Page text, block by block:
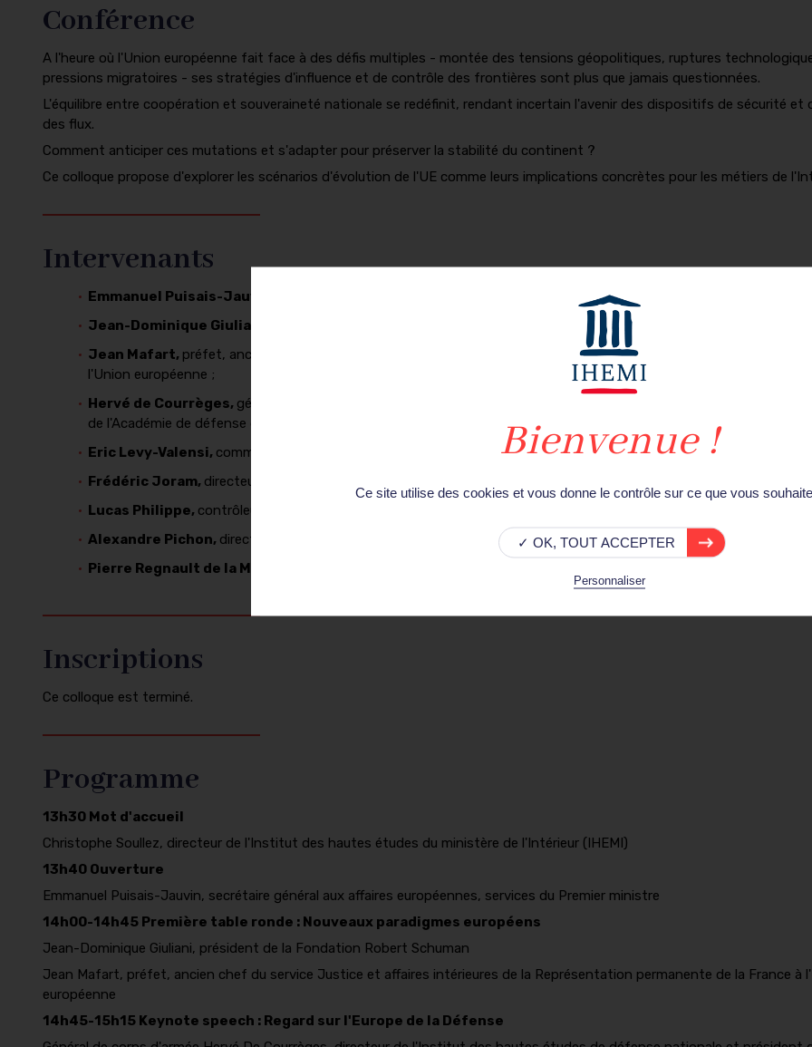
Conférence
A l'heure où l'Union européenne fait face à des défis multiples - montée des tensions géopolitiques, ruptures
pressions migratoires - ses stratégies d'influence et de contrôle des frontières sont plus que jamais questionnées.
L'équilibre entre coopération et souveraineté nationale se redéfinit, rendant incertain l'avenir des dispositifs de sécurité et
des flux.
Comment anticiper ces mutations et s'adapter pour préserver la stabilité du continent ?
Ce colloque propose d'explorer les scénarios d'évolution de l'UE comme leurs implications concrètes pour les métiers de
Intervenants
Emmanuel Puisais-Jauvin,
secrétaire général aux affaires européennes, services du Premier ministre ;
Jean-Dominique Giuliani,
Jean Mafart, préfet, ancien chef du service Justice et affaires intérieures de la Représentation permanente de la
l'Union européenne ;
Hervé de Courrèges, général de corps d'armée, directeur de l'Institut des hautes études de défense nationale et
de l'Académie de défense de l'Ecole militaire ;
Eric Levy-Valensi, commissaire divisionnaire, commandement du ministère de l'Intérieur dans le cyberespace ;
Frédéric Joram, directeur de l'Immigration à la direction générale des étrangers en France ;
Lucas Philippe, contrôleur général, conseiller international au cabinet du directeur général de la Police nationale ;
Alexandre Pichon, directeur prévention et sécurité au Conseil de l'Union européenne ,
Pierre Regnault de la Mothe,
Inscriptions
Ce colloque est terminé.
Programme
13h30 Mot d'accueil
Christophe Soullez, directeur de l'Institut des hautes études du ministère de l'Intérieur (IHEMI)
13h40 Ouverture
Emmanuel Puisais-Jauvin, secrétaire général aux affaires européennes, services du Premier ministre
14h00-14h45 Première table ronde : Nouveaux paradigmes européens
Jean-Dominique Giuliani, président de la Fondation Robert Schuman
Jean Mafart, préfet, ancien chef du service Justice et affaires intérieures de la Représentation permanente de la France à
européenne
14h45-15h15 Keynote speech : Regard sur l'Europe de la Défense
Ce site utilise des cookies et vous donne le contrôle sur ce que vous
✓ OK, TOUT ACCEPTER
Personnaliser